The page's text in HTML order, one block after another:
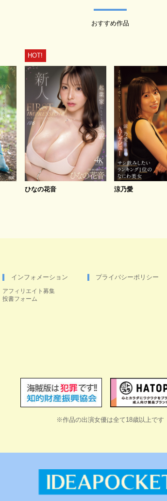
おすすめ作品
HOT!
ひなの花音 涼乃愛
インフォメーション
アフィリエイト募集
投書フォーム
プライバシーポリシー
※作品の出演女優は全て18歳以上です